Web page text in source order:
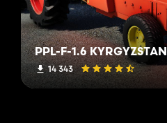
PPL-F-1.6 KYRGYZSTAN
14 343